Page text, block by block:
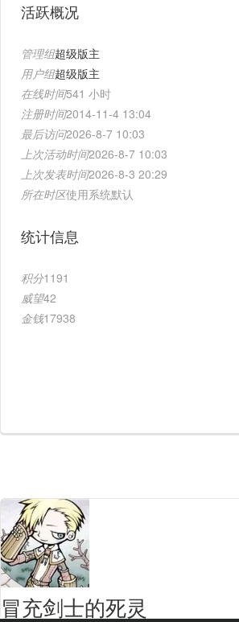
活跃概况
管理组超级版主
用户组超级版主
在线时间541 小时
注册时间2014-11-4 13:04
最后访问2026-8-7 10:03
上次活动时间2026-8-7 10:03
上次发表时间2026-8-3 20:29
所在时区使用系统默认
统计信息
积分1191
威望42
金钱17938
冒充剑士的死灵